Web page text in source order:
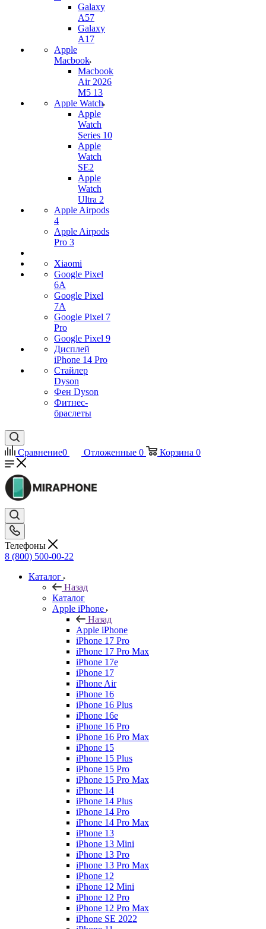
Galaxy
A57
Galaxy
A17
Apple
Macbook
Macbook
Air 2026
M5 13
Apple Watch
Apple
Watch
Series 10
Apple
Watch
SE2
Apple
Watch
Ultra 2
Apple Airpods
4
Apple Airpods
Pro 3
Xiaomi
Google Pixel
6A
Google Pixel
7А
Google Pixel 7
Pro
Google Pixel 9
Дисплей
iPhone 14 Pro
Стайлер
Dyson
Фен Dyson
Фитнес-
браслеты
Сравнение0 Отложенные 0 Корзина 0
Телефоны
8 (800) 500-00-22
Каталог
Назад
Каталог
Apple iPhone
Назад
Apple iPhone
iPhone 17 Pro
iPhone 17 Pro Max
iPhone 17e
iPhone 17
iPhone Air
iPhone 16
iPhone 16 Plus
iPhone 16e
iPhone 16 Pro
iPhone 16 Pro Max
iPhone 15
iPhone 15 Plus
iPhone 15 Pro
iPhone 15 Pro Max
iPhone 14
iPhone 14 Plus
iPhone 14 Pro
iPhone 14 Pro Max
iPhone 13
iPhone 13 Mini
iPhone 13 Pro
iPhone 13 Pro Max
iPhone 12
iPhone 12 Mini
iPhone 12 Pro
iPhone 12 Pro Max
iPhone SE 2022